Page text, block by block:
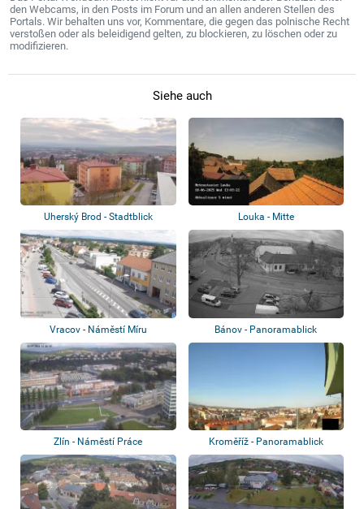
den Webcams, in den Posts im Forum und an allen anderen Stellen des
Portals. Wir behalten uns vor, Kommentare, die gegen das polnische Recht
verstoßen oder als beleidigend gelten, zu blockieren, zu löschen oder zu
modifizieren.
Siehe auch
Uherský Brod - Stadtblick Louka - Mitte
Vracov - Náměstí Míru Bánov - Panoramablick
Zlín - Náměstí Práce Kroměříž - Panoramablick